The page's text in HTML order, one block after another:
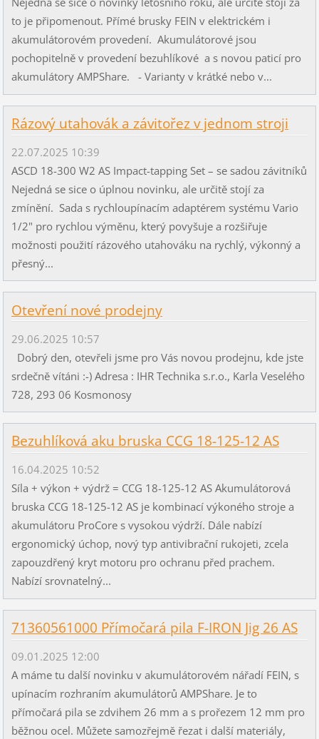
to je připomenout. Přímé brusky FEIN v elektrickém i
akumulátorovém provedení. Akumulátorové jsou
pochopitelně v provedení bezuhlíkové a s novou paticí pro
akumulátory AMPShare. - Varianty v krátké nebo v...
Rázový utahovák a závitořez v jednom stroji
22.07.2025 10:39
ASCD 18-300 W2 AS Impact-tapping Set – se sadou závitníků
Nejedná se sice o úplnou novinku, ale určitě stojí za
zmínění. Sada s rychloupínacím adaptérem systému Vario
1/2" pro rychlou výměnu, který povyšuje a rozšiřuje
možnosti použití rázového utahováku na rychlý, výkonný a
přesný...
Otevření nové prodejny
29.06.2025 10:57
Dobrý den, otevřeli jsme pro Vás novou prodejnu, kde jste
srdečně vítáni :-) Adresa : IHR Technika s.r.o., Karla Veselého
728, 293 06 Kosmonosy
Bezuhlíková aku bruska CCG 18-125-12 AS
16.04.2025 10:52
Síla + výkon + výdrž = CCG 18-125-12 AS Akumulátorová
bruska CCG 18-125-12 AS je kombinací výkoného stroje a
akumulátoru ProCore s vysokou výdrží. Dále nabízí
ergonomický úchop, nový typ antivibrační rukojeti, zcela
zapouzdřený kryt motoru pro ochranu před prachem.
Nabízí srovnatelný...
71360561000 Přímočará pila F-IRON Jig 26 AS
09.01.2025 12:00
A máme tu další novinku v akumulátorovém nářadí FEIN, s
upínacím rozhraním akumulátorů AMPShare. Je to
přímočará pila se zdvihem 26 mm a s prořezem 12 mm pro
běžnou ocel. Můžete samozřejmě řezat i další materiály,